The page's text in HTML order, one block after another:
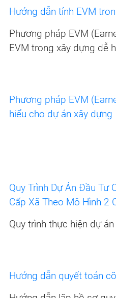
Hướng dẫn tính EVM
Phương pháp EVM
EVM trong xây dựng dễ
Phương pháp EVM
hiểu cho dự án xây dựng
Quy Trình Dự Án Đầu Tư
Cấp Xã Theo Mô Hình 2
Quy trình thực hiện dự
Hướng dẫn quyết toán